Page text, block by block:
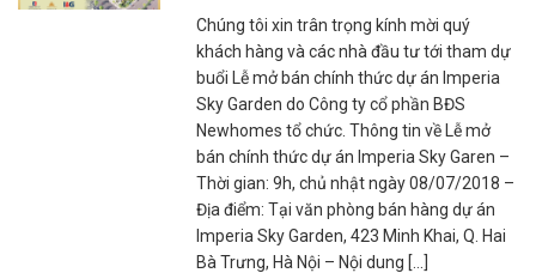
Chúng tôi xin trân trọng kính mời quý
khách hàng và các nhà đầu tư tới tham dự
buổi Lễ mở bán chính thức dự án Imperia
Sky Garden do Công ty cổ phần BĐS
Newhomes tổ chức. Thông tin về Lễ mở
bán chính thức dự án Imperia Sky Garen –
Thời gian: 9h, chủ nhật ngày 08/07/2018 –
Địa điểm: Tại văn phòng bán hàng dự án
Imperia Sky Garden, 423 Minh Khai, Q. Hai
Bà Trưng, Hà Nội – Nội dung [...]